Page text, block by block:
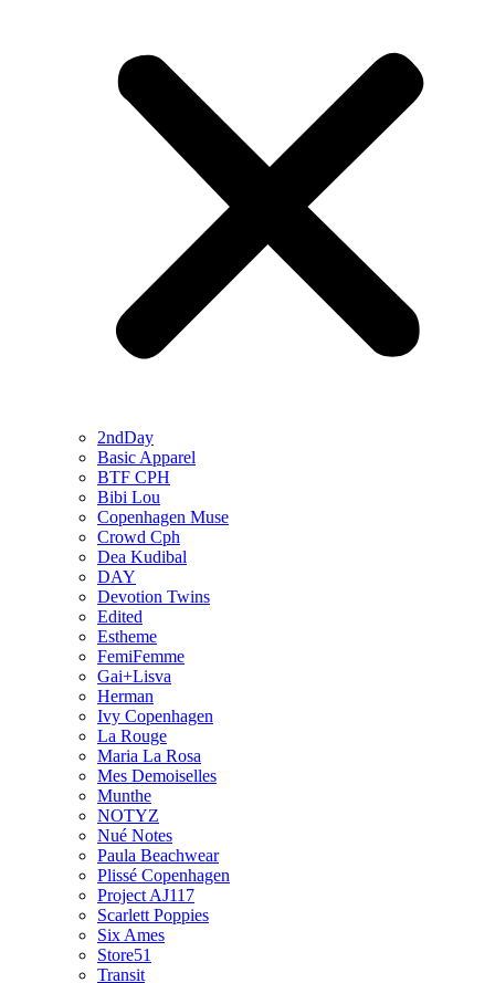
2ndDay
Basic Apparel
BTF CPH
Bibi Lou
Copenhagen Muse
Crowd Cph
Dea Kudibal
DAY
Devotion Twins
Edited
Estheme
FemiFemme
Gai+Lisva
Herman
Ivy Copenhagen
La Rouge
Maria La Rosa
Mes Demoiselles
Munthe
NOTYZ
Nué Notes
Paula Beachwear
Plissé Copenhagen
Project AJ117
Scarlett Poppies
Six Ames
Store51
Transit